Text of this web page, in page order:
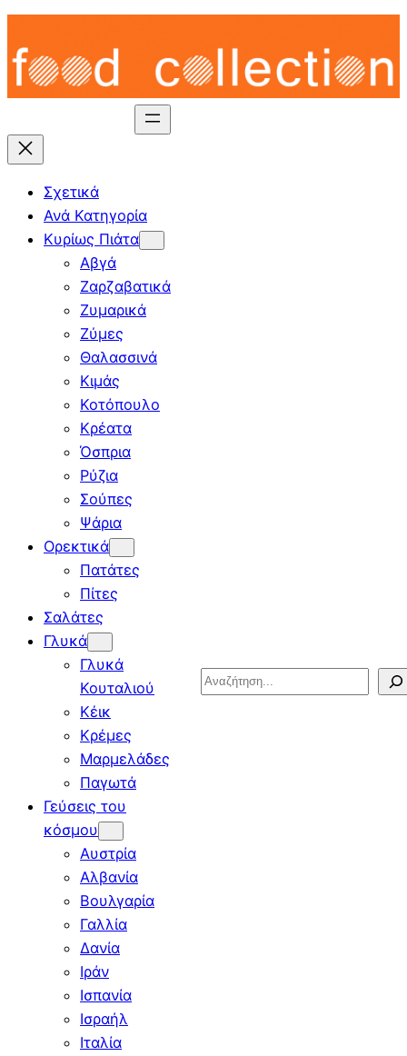
Skip
content
Σχετικά
Ανά Κατηγορία
Κυρίως Πιάτα
Αβγά
Ζαρζαβατικά
Ζυμαρικά
Ζύμες
Θαλασσινά
Κιμάς
Κοτόπουλο
Κρέατα
Όσπρια
Ρύζια
Σούπες
Ψάρια
Ορεκτικά
Πατάτες
Πίτες
Σαλάτες
Γλυκά
Γλυκά
Κουταλιού
Κέικ
Κρέμες
Μαρμελάδες
Παγωτά
Γεύσεις του
κόσμου
Αυστρία
Αλβανία
Βουλγαρία
Γαλλία
Δανία
Ιράν
Ισπανία
Ισραήλ
Ιταλία
Search